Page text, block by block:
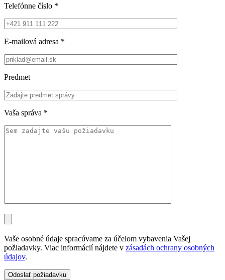
Telefónne číslo *
E-mailová adresa *
Predmet
Vaša správa *
Vaše osobné údaje spracúvame za účelom vybavenia Vašej
požiadavky. Viac informácií nájdete v zásadách ochrany osobných
údajov.